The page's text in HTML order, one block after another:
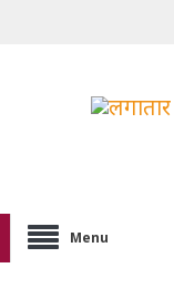
Menu